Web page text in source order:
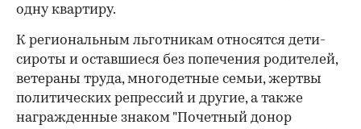
одну квартиру.
К региональным льготникам относятся дети-
сироты и оставшиеся без попечения родителей,
ветераны труда, многодетные семьи, жертвы
политических репрессий и другие, а также
награжденные знаком "Почетный донор